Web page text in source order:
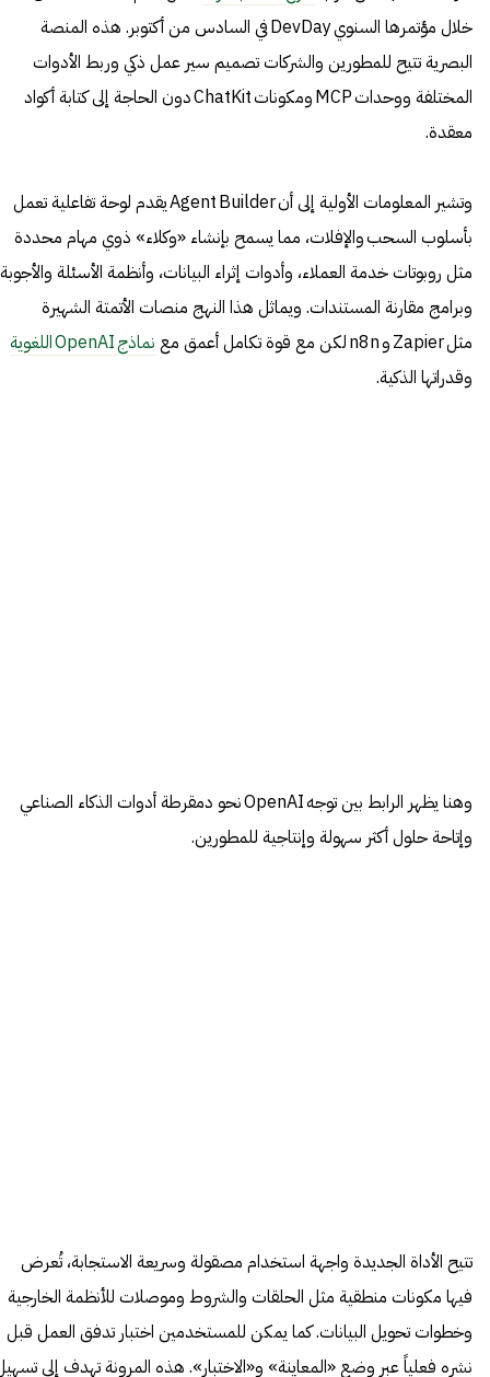
خلال مؤتمرها السنوي DevDay في السادس من أكتوبر. هذه المنصة
البصرية تتيح للمطورين والشركات تصميم سير عمل ذكي وربط الأدوات
المختلفة ووحدات MCP ومكونات ChatKit دون الحاجة إلى كتابة أكواد
معقدة.
وتشير المعلومات الأولية إلى أن Agent Builder يقدم لوحة تفاعلية تعمل
بأسلوب السحب والإفلات، مما يسمح بإنشاء «وكلاء» ذوي مهام محددة
مثل روبوتات خدمة العملاء، وأدوات إثراء البيانات، وأنظمة الأسئلة
وبرامج مقارنة المستندات. ويماثل هذا النهج منصات الأتمتة الشهيرة
مثل Zapier و n8n لكن مع قوة تكامل أعمق مع
نماذج OpenAI اللغوية
وقدراتها الذكية.
وهنا يظهر الرابط بين توجه OpenAI نحو دمقرطة أدوات الذكاء الصناعي
وإتاحة حلول أكثر سهولة وإنتاجية للمطورين.
تتيح الأداة الجديدة واجهة استخدام مصقولة وسريعة الاستجابة، تُعرض
فيها مكونات منطقية مثل الحلقات والشروط وموصلات للأنظمة الخارجية
وخطوات تحويل البيانات. كما يمكن للمستخدمين اختبار تدفق العمل قبل
نشره فعلياً عبر وضع «المعاينة» و«الاختبار». هذه المرونة تهدف إلى